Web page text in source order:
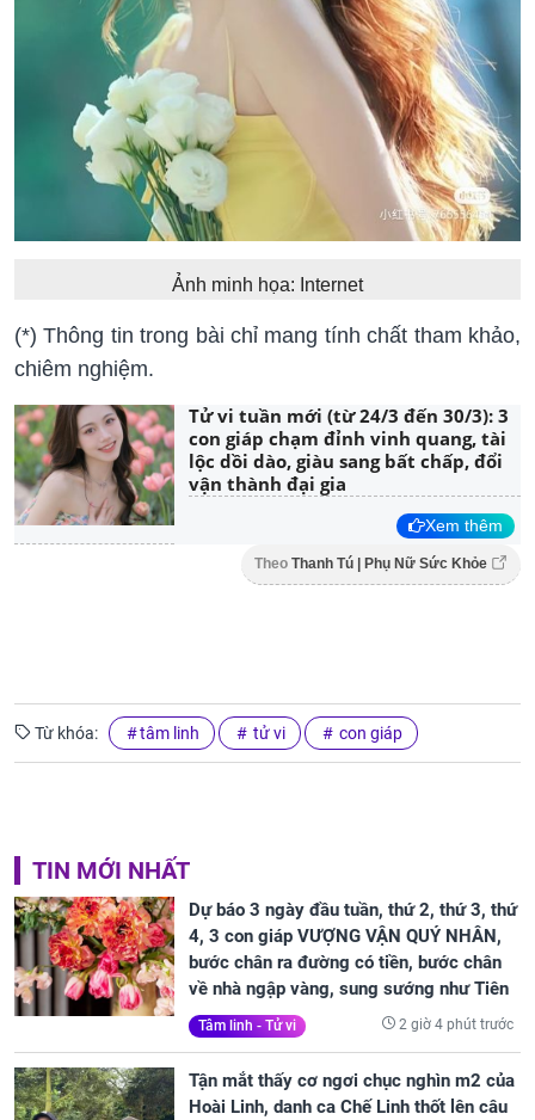
Ảnh minh họa: Internet
(*) Thông tin trong bài chỉ mang tính chất tham khảo,
chiêm nghiệm.
Tử vi tuần mới (từ 24/3 đến 30/3): 3
con giáp chạm đỉnh vinh quang, tài
lộc dồi dào, giàu sang bất chấp, đổi
vận thành đại gia
Xem thêm
Theo Thanh Tú | Phụ Nữ Sức Khỏe
Từ khóa: tâm linh tử vi con giáp
TIN MỚI NHẤT
Dự báo 3 ngày đầu tuần, thứ 2, thứ 3, thứ
4, 3 con giáp VƯỢNG VẬN QUÝ NHÂN,
bước chân ra đường có tiền, bước chân
về nhà ngập vàng, sung sướng như Tiên
Tâm linh - Tử vi 2 giờ 4 phút trước
Tận mắt thấy cơ ngơi chục nghìn m2 của
Hoài Linh, danh ca Chế Linh thốt lên câu